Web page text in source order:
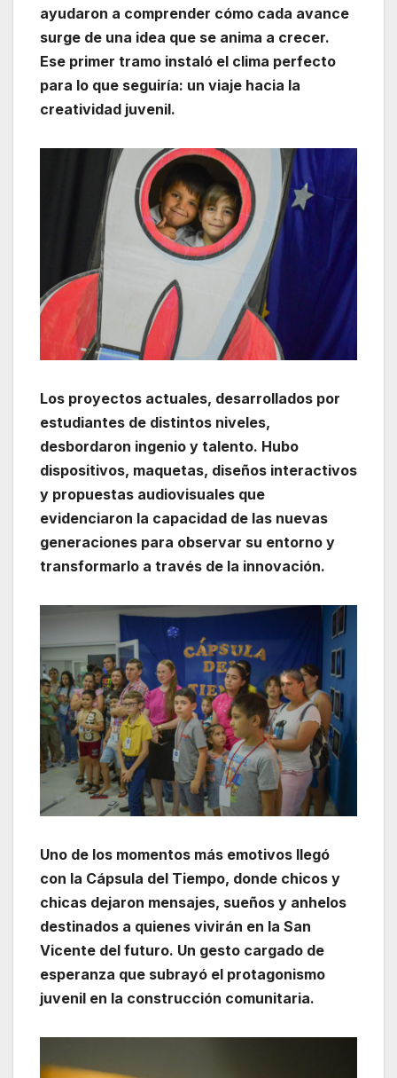
ayudaron a comprender cómo cada avance
surge de una idea que se anima a crecer.
Ese primer tramo instaló el clima perfecto
para lo que seguiría: un viaje hacia la
creatividad juvenil.
Los proyectos actuales, desarrollados por
estudiantes de distintos niveles,
desbordaron ingenio y talento. Hubo
dispositivos, maquetas, diseños interactivos
y propuestas audiovisuales que
evidenciaron la capacidad de las nuevas
generaciones para observar su entorno y
transformarlo a través de la innovación.
Uno de los momentos más emotivos llegó
con la Cápsula del Tiempo, donde chicos y
chicas dejaron mensajes, sueños y anhelos
destinados a quienes vivirán en la San
Vicente del futuro. Un gesto cargado de
esperanza que subrayó el protagonismo
juvenil en la construcción comunitaria.